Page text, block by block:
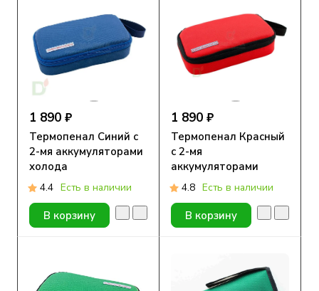
1 890 ₽
Термопенал Синий с
2-мя аккумуляторами
холода
4.4 Есть в наличии
В корзину
1 890 ₽
Термопенал Красный
с 2-мя
аккумуляторами
холода
4.8 Есть в наличии
В корзину